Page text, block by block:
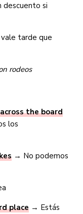
descuento si
tarde que
rodeos
the board
los
→ No podemos
place → Estás